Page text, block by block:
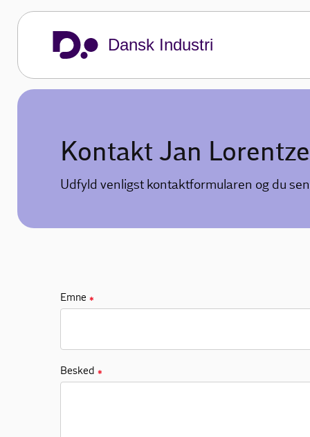
Dansk Industri
Kontakt Jan
Udfyld venligst kontaktformularen og du
Emne ✱
Besked ✱